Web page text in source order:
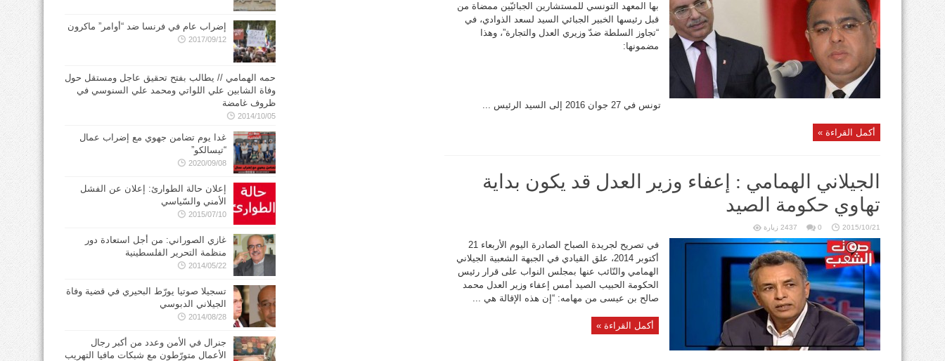
بها المعهد التونسي للمستشارين الجبائيّين ممضاة من
قبل رئيسها الخبير الجبائي السيد لسعد الذوادي، في
“تجاوز السلطة ضدّ وزيري العدل والتجارة”، وهذا
مضمونها:
تونس في 27 جوان 2016 إلى السيد الرئيس ...
أكمل القراءة »
الجيلاني الهمامي : إعفاء وزير العدل قد يكون بداية
تهاوي حكومة الصيد
2015/10/21
0 2437 زيارة
في تصريح لجريدة الصباح الصادرة اليوم الأربعاء 21
أكتوبر 2014، علق القيادي في الجبهة الشعبية الجيلاني
الهمامي والنّائب عنها بمجلس النواب على قرار رئيس
الحكومة الحبيب الصيد أمس إعفاء وزير العدل محمد
صالح بن عيسى من مهامه: “إن هذه الإقالة هي ...
أكمل القراءة »
إضراب عام في فرنسا ضد “أوامر” ماكرون
2017/09/12
حمه الهمامي // يطالب بفتح تحقيق عاجل ومستقل حول
وفاة الشابين علي اللواتي ومحمد علي السنوسي في
ظروف غامضة
2014/10/05
غدا يوم تضامن جهوي مع إضراب عمال
“تيسالكو”
2020/09/08
إعلان حالة الطوارئ: إعلان عن الفشل
الأمني والسّياسي
2015/07/10
غازي الصوراني: من أجل استعادة دور
منظمة التحرير الفلسطينية
2014/05/22
تسجيلا صوتيا يورّط البحيري في قضية وفاة
الجيلاني الدبوسي
2014/08/28
جنرال في الأمن وعدد من أكبر رجال
الأعمال متورّطون مع شبكات مافيا التهريب